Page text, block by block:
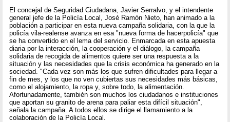
El concejal de Seguridad Ciudadana, Javier Serralvo, y el intendente
general jefe de la Policía Local, José Ramón Nieto, han animado a la
población a participar en esta nueva campaña solidaria, con la que la
policía vila-realense avanza en esa "nueva forma de hacerpolicía" que
se ha convertido en el lema del servicio. Enmarcada en esta apuesta
diaria por la interacción, la cooperación y el diálogo, la campaña
solidaria de recogida de alimentos quiere ser una respuesta a la
situación y las necesidades que la crisis económica ha generado en la
sociedad. "Cada vez son más los que sufren dificultades para llegar a
fin de mes, y los que no ven cubiertas sus necesidades más básicas,
como el alojamiento, la ropa y, sobre todo, la alimentación.
Afortunadamente, también son muchos los ciudadanos e instituciones
que aportan su granito de arena para paliar esta difícil situación",
señala la campaña. A todos ellos se dirige el llamamiento a la
colaboración de la Policía Local.